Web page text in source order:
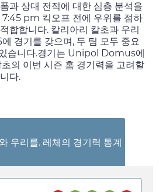
과 상대 전적에 대한 심층 분석을
7:45 pm 킥오프 전에 우위를 점하
합합니다. 칼리아리 칼초과 우리
에 경기를 갖으며, 두 팀 모두 중요
습니다.경기는 Unipol Domus에
의 이번 시즌 홈 경기력을 고려할
다.
우리를. 레체의 경기력 통계